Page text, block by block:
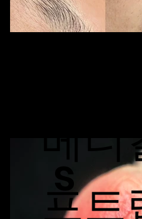
메
프트
s